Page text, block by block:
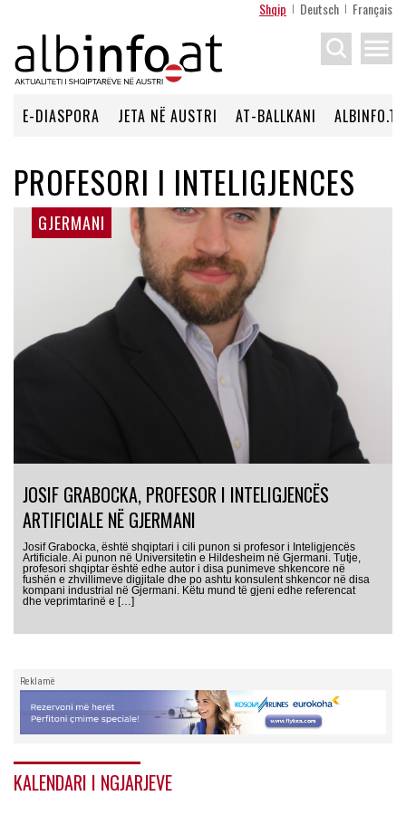
Shqip Deutsch Français
menu
E-DIASPORA JETA NË AUSTRI AT-BALLKANI ALBINFO.TV
PROFESORI I INTELIGJENCES
GJERMANI
JOSIF GRABOCKA, PROFESOR I INTELIGJENCËS
ARTIFICIALE NË GJERMANI
Josif Grabocka, është shqiptari i cili punon si profesor i Inteligjencës
Artificiale. Ai punon në Universitetin e Hildesheim në Gjermani. Tutje,
profesori shqiptar është edhe autor i disa punimeve shkencore në
fushën e zhvillimeve digjitale dhe po ashtu konsulent shkencor në disa
kompani industrial në Gjermani. Këtu mund të gjeni edhe referencat
dhe veprimtarinë e […]
Reklamë
KALENDARI I NGJARJEVE